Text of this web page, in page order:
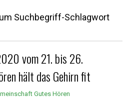
Suchbegriff-Schlagwort
vom 21. bis 26.
hält das Gehirn fit
Gutes Hören